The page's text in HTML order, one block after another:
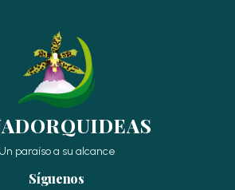
Un paraíso a su alcance
Síguenos